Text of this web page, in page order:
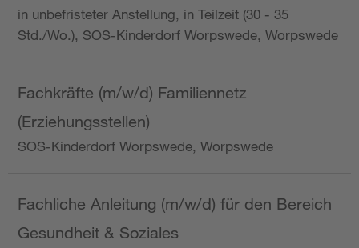
in unbefristeter Anstellung, in Teilzeit (30 - 35
Std./Wo.), SOS-Kinderdorf Worpswede, Worpswede
Fachkräfte (m/w/d) Familiennetz
(Erziehungsstellen)
SOS-Kinderdorf Worpswede, Worpswede
Fachliche Anleitung (m/w/d) für den Bereich
Gesundheit & Soziales